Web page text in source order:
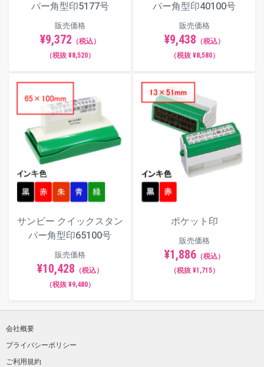
パー角型印5177号
販売価格
¥9,372 （税込）
（税抜 ¥8,520）
パー角型印40100号
販売価格
¥9,438 （税込）
（税抜 ¥8,580）
サンビー クイックスタン
パー角型印65100号
販売価格
¥10,428 （税込）
（税抜 ¥9,480）
ポケット印
販売価格
¥1,886（税込）
（税抜 ¥1,715）
会社概要
プライバシーポリシー
ご利用規約